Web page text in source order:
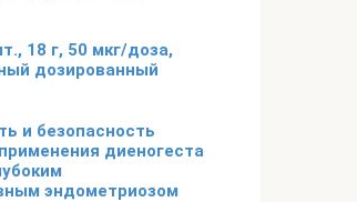
18 г, 50 мкг/доза,
дозированный
и безопасность
диеногеста
эндометриозом